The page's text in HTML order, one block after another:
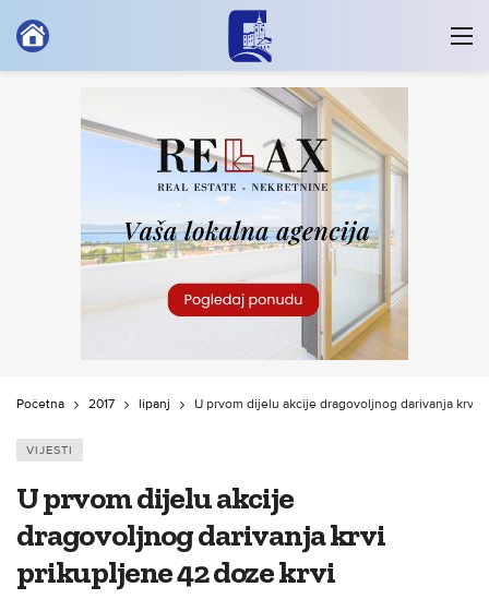
Početna 2017 lipanj U prvom dijelu akcije dragovoljnog darivanja krvi
VIJESTI
U prvom dijelu akcije
dragovoljnog darivanja krvi
prikupljene 42 doze krvi